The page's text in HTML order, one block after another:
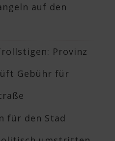
auf den
Provinz
Gebühr für
für den Stad